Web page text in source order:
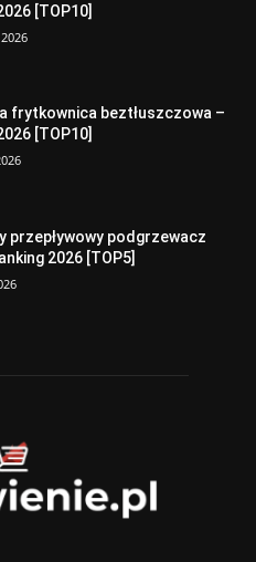
[TOP10]
frytkownica beztłuszczowa –
[TOP10]
przepływowy podgrzewacz
2026 [TOP5]